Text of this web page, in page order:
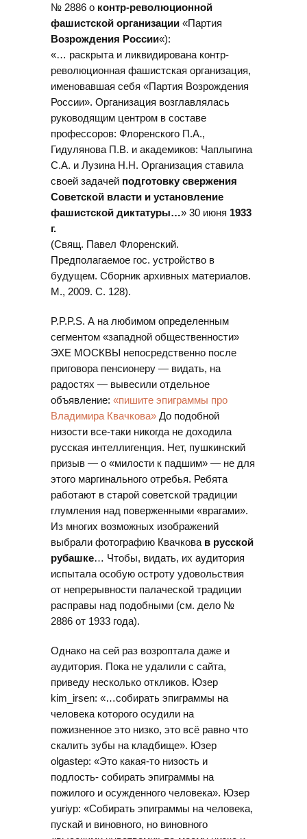
№ 2886 о контр-революционной
фашистской организации «Партия
Возрождения России«):
«… раскрыта и ликвидирована контр-
революционная фашистская организация,
именовавшая себя «Партия Возрождения
России». Организация возглавлялась
руководящим центром в составе
профессоров: Флоренского П.А.,
Гидулянова П.В. и академиков: Чаплыгина
С.А. и Лузина Н.Н. Организация ставила
своей задачей подготовку свержения
Советской власти и установление
фашистской диктатуры…» 30 июня 1933
г.
(Свящ. Павел Флоренский.
Предполагаемое гос. устройство в
будущем. Сборник архивных материалов.
М., 2009. С. 128).
P.P.P.S. А на любимом определенным
сегментом «западной общественности»
ЭХЕ МОСКВЫ непосредственно после
приговора пенсионеру — видать, на
радостях — вывесили отдельное
объявление: «пишите эпиграммы про
Владимира Квачкова» До подобной
низости все-таки никогда не доходила
русская интеллигенция. Нет, пушкинский
призыв — о «милости к падшим» — не для
этого маргинального отребья. Ребята
работают в старой советской традиции
глумления над поверженными «врагами».
Из многих возможных изображений
выбрали фотографию Квачкова в русской
рубашке… Чтобы, видать, их аудитория
испытала особую остроту удовольствия
от непрерывности палаческой традиции
расправы над подобными (см. дело №
2886 от 1933 года).
Однако на сей раз возроптала даже и
аудитория. Пока не удалили с сайта,
приведу несколько откликов. Юзер
kim_irsen: «…собирать эпиграммы на
человека которого осудили на
пожизненное это низко, это всё равно что
скалить зубы на кладбище». Юзер
olgastep: «Это какая-то низость и
подлость- собирать эпиграммы на
пожилого и осужденного человека». Юзер
yuriyp: «Собирать эпиграммы на человека,
пускай и виновного, но виновного